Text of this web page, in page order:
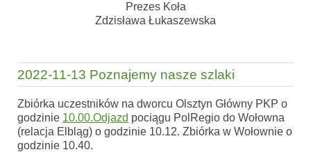
Prezes Koła
Zdzisława Łukaszewska
2022-11-13 Poznajemy nasze szlaki
Zbiórka uczestników na dworcu Olsztyn Główny PKP o
godzinie 10.00.Odjazd pociągu PolRegio do Wołowna
(relacja Elbląg) o godzinie 10.12. Zbiórka w Wołownie o
godzinie 10.40.